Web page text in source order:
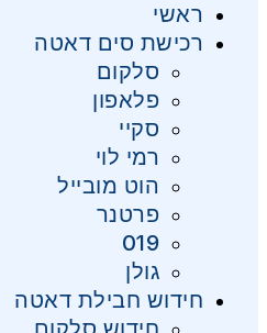
ראשי
רכישת סים דאטה
סלקום
פלאפון
סקיי
רמי לוי
הוט מובייל
פרטנר
019
גולן
חידוש חבילת דאטה